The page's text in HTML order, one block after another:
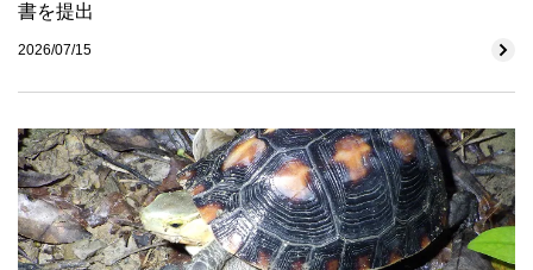
書を提出
2026/07/15